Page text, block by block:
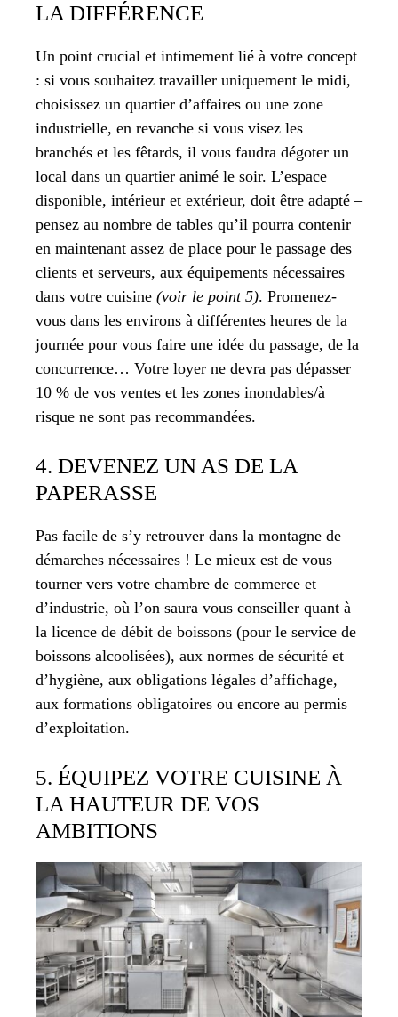
LA DIFFÉRENCE
Un point crucial et intimement lié à votre concept
: si vous souhaitez travailler uniquement le midi,
choisissez un quartier d’affaires ou une zone
industrielle, en revanche si vous visez les
branchés et les fêtards, il vous faudra dégoter un
local dans un quartier animé le soir. L’espace
disponible, intérieur et extérieur, doit être adapté –
pensez au nombre de tables qu’il pourra contenir
en maintenant assez de place pour le passage des
clients et serveurs, aux équipements nécessaires
dans votre cuisine (voir le point 5). Promenez-
vous dans les environs à différentes heures de la
journée pour vous faire une idée du passage, de la
concurrence… Votre loyer ne devra pas dépasser
10 % de vos ventes et les zones inondables/à
risque ne sont pas recommandées.
4. DEVENEZ UN AS DE LA
PAPERASSE
Pas facile de s’y retrouver dans la montagne de
démarches nécessaires ! Le mieux est de vous
tourner vers votre chambre de commerce et
d’industrie, où l’on saura vous conseiller quant à
la licence de débit de boissons (pour le service de
boissons alcoolisées), aux normes de sécurité et
d’hygiène, aux obligations légales d’affichage,
aux formations obligatoires ou encore au permis
d’exploitation.
5. ÉQUIPEZ VOTRE CUISINE À
LA HAUTEUR DE VOS
AMBITIONS